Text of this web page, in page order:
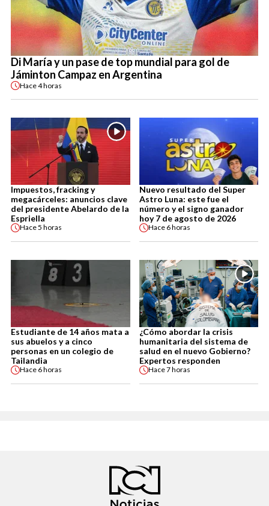
Di María y un pase de top mundial para gol de
Jáminton Campaz en Argentina
Hace4 horas
Impuestos, fracking y
megacárceles: anuncios clave
del presidente Abelardo de la
Espriella
Hace5 horas
Nuevo resultado del Super
Astro Luna: este fue el
número y el signo ganador
hoy 7 de agosto de 2026
Hace 6 horas
Estudiante de 14 años mata a
sus abuelos y a cinco
personas en un colegio de
Tailandia
Hace 6 horas
¿Cómo abordar la crisis
humanitaria del sistema de
salud en el nuevo Gobierno?
Expertos responden
Hace7 horas